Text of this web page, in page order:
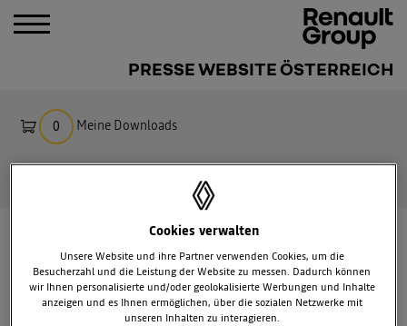
PRESSE WEBSITE ÖSTERREICH
0 Meine Downloads
Suche
ANMELDUNG FÜR
PRESSEINFORMATIONEN
Anrede
Cookies verwalten
Unsere Website und ihre Partner verwenden Cookies, um die
Besucherzahl und die Leistung der Website zu messen. Dadurch können
wir Ihnen personalisierte und/oder geolokalisierte Werbungen und Inhalte
anzeigen und es Ihnen ermöglichen, über die sozialen Netzwerke mit
unseren Inhalten zu interagieren.